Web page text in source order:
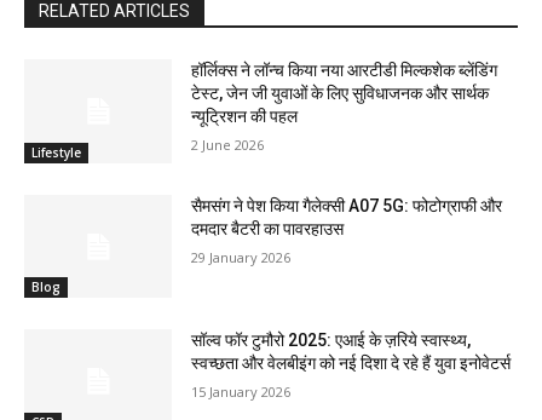
RELATED ARTICLES
Lifestyle
हॉर्लिक्स ने लॉन्च किया नया आरटीडी मिल्कशेक ब्लेंडिंग
टेस्ट, जेन जी युवाओं के लिए सुविधाजनक और सार्थक
न्यूट्रिशन की पहल
2 June 2026
Blog
सैमसंग ने पेश किया गैलेक्सी A07 5G: फोटोग्राफी और
दमदार बैटरी का पावरहाउस
29 January 2026
सॉल्व फॉर टुमौरो 2025: एआई के ज़रिये स्वास्थ्य,
स्वच्छता और वेलबीइंग को नई दिशा दे रहे हैं युवा इनोवेटर्स
15 January 2026